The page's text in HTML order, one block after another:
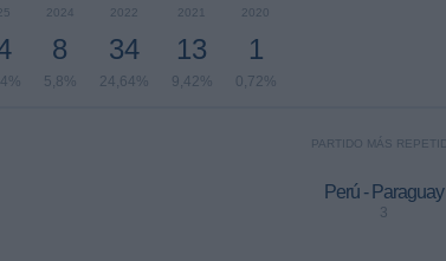
2024
8
5,8%
2022
34
24,64%
2021
13
9,42%
2020
1
0,72%
PARTIDO MÁS
Perú - Paraguay
3